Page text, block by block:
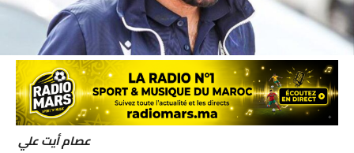
عصام أيت علي